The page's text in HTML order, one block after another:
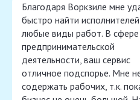
Благодаря Воркзиле мне
быстро найти
любые виды работ. В сфере
предпринимательской
деятельности, ваш сервис
отличное подспорье. Мне
содержать рабочих, т.к.